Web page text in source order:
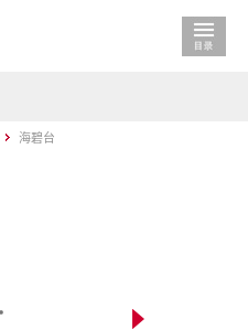
海碧台